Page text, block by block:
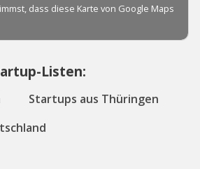
Listen:
Startups aus Thüringen